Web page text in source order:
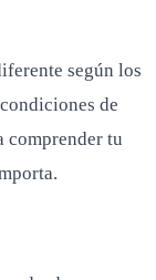
según los
de
comprender tu